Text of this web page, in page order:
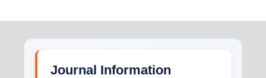
Journal Information